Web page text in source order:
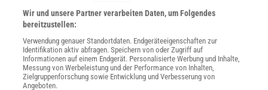
in beide Richtungen.
Diesen Artikel empfehlen:
Christian Wolf
Angebote für Schulen
Angebote für Institutionen
Sprachen lernen mit Gymglish
Lexika
Für Spektrum schreiben
Zugänglichkeitserklärung
Wir und unsere Partner verarbeiten Daten, um Folgendes
bereitzustellen:
Verwendung genauer Standortdaten. Endgeräteeigenschaften zur
Identifikation aktiv abfragen. Speichern von oder Zugriff auf
Informationen auf einem Endgerät. Personalisierte Werbung und Inhalte,
Messung von Werbeleistung und der Performance von Inhalten,
Zielgruppenforschung sowie Entwicklung und Verbesserung von
Angeboten.